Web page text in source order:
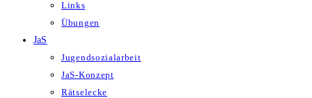
Links
Übungen
JaS
Jugendsozialarbeit
JaS-Konzept
Rätselecke